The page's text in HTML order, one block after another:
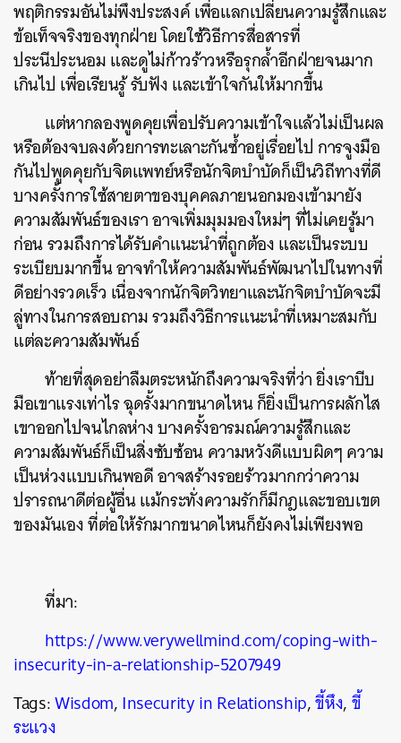
พฤติกรรมอันไม่พึงประสงค์ เพื่อแลกเปลี่ยนความรู้สึกและ
ข้อเท็จจริงของทุกฝ่าย โดยใช้วิธีการสื่อสารที่
ประนีประนอม และดูไม่ก้าวร้าวหรือรุกล้ำอีกฝ่ายจนมาก
เกินไป เพื่อเรียนรู้ รับฟัง และเข้าใจกันให้มากขึ้น
แต่หากลองพูดคุยเพื่อปรับความเข้าใจแล้วไม่เป็นผล
หรือต้องจบลงด้วยการทะเลาะกันซ้ำอยู่เรื่อยไป การจูงมือ
กันไปพูดคุยกับจิตแพทย์หรือนักจิตบำบัดก็เป็นวิถีทางที่ดี
บางครั้งการใช้สายตาของบุคคลภายนอกมองเข้ามายัง
ความสัมพันธ์ของเรา อาจเพิ่มมุมมองใหม่ๆ ที่ไม่เคยรู้มา
ก่อน รวมถึงการได้รับคำแนะนำที่ถูกต้อง และเป็นระบบ
ระเบียบมากขึ้น อาจทำให้ความสัมพันธ์พัฒนาไปในทางที่
ดีอย่างรวดเร็ว เนื่องจากนักจิตวิทยาและนักจิตบำบัดจะมี
ลู่ทางในการสอบถาม รวมถึงวิธีการแนะนำที่เหมาะสมกับ
แต่ละความสัมพันธ์
ท้ายที่สุดอย่าลืมตระหนักถึงความจริงที่ว่า ยิ่งเราบีบ
มือเขาแรงเท่าไร ฉุดรั้งมากขนาดไหน ก็ยิ่งเป็นการผลักไส
เขาออกไปจนไกลห่าง บางครั้งอารมณ์ความรู้สึกและ
ความสัมพันธ์ก็เป็นสิ่งซับซ้อน ความหวังดีแบบผิดๆ ความ
เป็นห่วงแบบเกินพอดี อาจสร้างรอยร้าวมากกว่าความ
ปรารถนาดีต่อผู้อื่น แม้กระทั่งความรักก็มีกฎและขอบเขต
ของมันเอง ที่ต่อให้รักมากขนาดไหนก็ยังคงไม่เพียงพอ
ที่มา:
https://www.verywellmind.com/coping-with-
insecurity-in-a-relationship-5207949
Tags:Wisdom, Insecurity in Relationship,ขี้หึง,ขี้
ระแวง
ค้นหา
SHARE TWEET LINE EMAIL